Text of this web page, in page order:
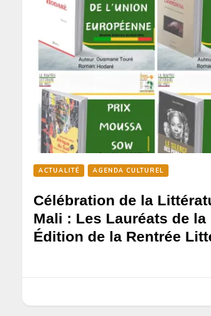
ACTUALITÉ AGENDA CULTUREL
Célébration de la
Mali : Les Lauréats de la
Édition de la Rentrée